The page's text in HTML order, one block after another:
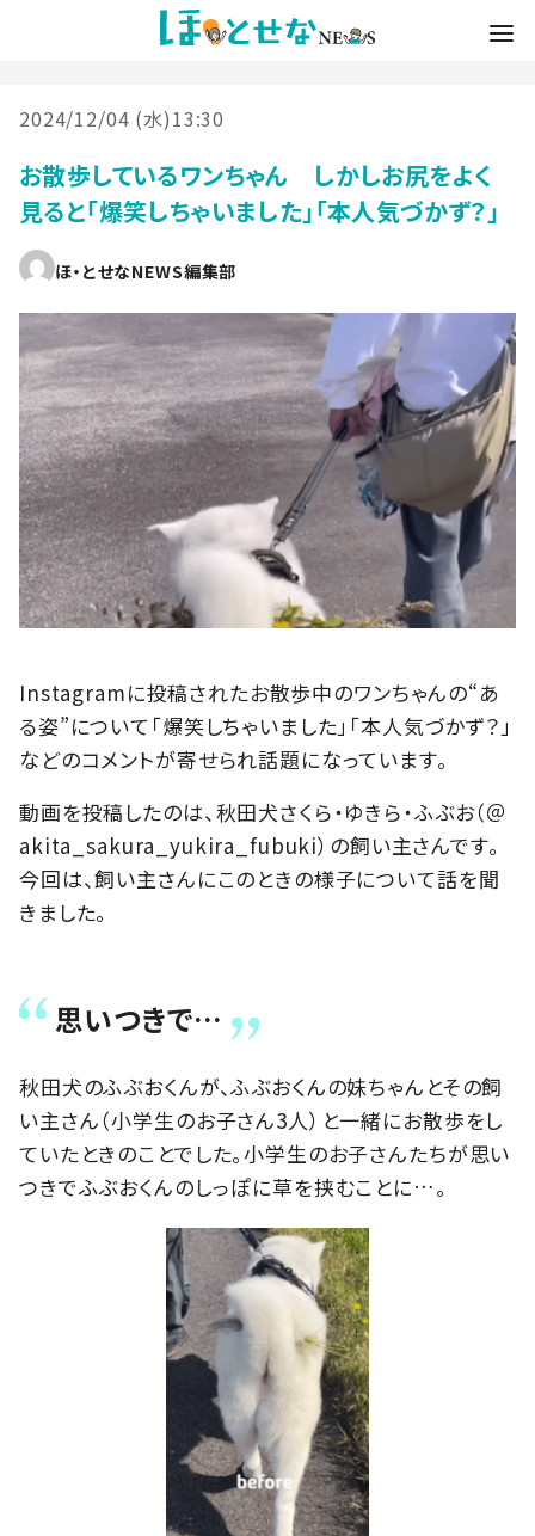
2024/12/04 (水)13:30
お散歩しているワンちゃん しかしお尻をよく
見ると「爆笑しちゃいました」「本人気づかず？」
ほ・とせなNEWS編集部
Instagramに投稿されたお散歩中のワンちゃんの“あ
る姿”について「爆笑しちゃいました」「本人気づかず？」
などのコメントが寄せられ話題になっています。
動画を投稿したのは、秋田犬さくら・ゆきら・ふぶお（＠
akita_sakura_yukira_fubuki）の飼い主さんです。
今回は、飼い主さんにこのときの様子について話を聞
きました。
思いつきで…
秋田犬のふぶおくんが、ふぶおくんの妹ちゃんとその飼
い主さん（小学生のお子さん3人）と一緒にお散歩をし
ていたときのことでした。小学生のお子さんたちが思い
つきでふぶおくんのしっぽに草を挟むことに…。